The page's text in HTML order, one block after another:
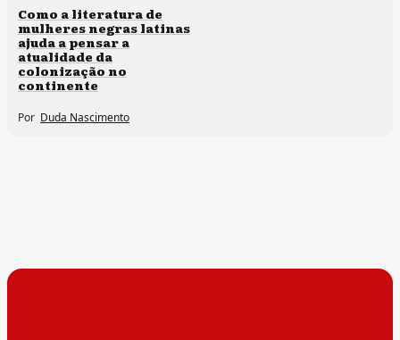
Direitos humanos
Como a literatura de
mulheres negras latinas
ajuda a pensar a
atualidade da
colonização no
continente
Por Duda Nascimento